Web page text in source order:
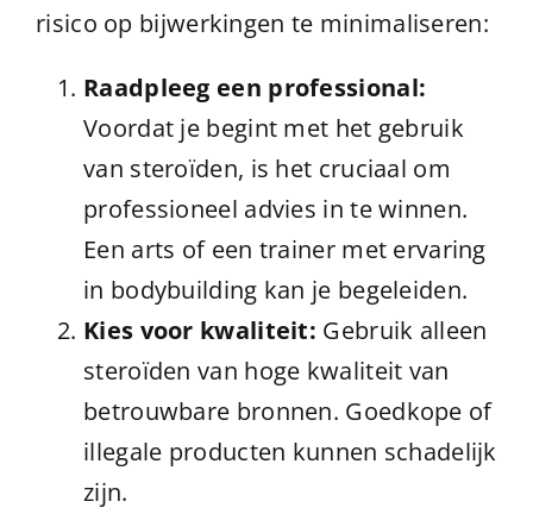
risico op bijwerkingen te minimaliseren:
Raadpleeg een professional:
Voordat je begint met het gebruik
van steroïden, is het cruciaal om
professioneel advies in te winnen.
Een arts of een trainer met ervaring
in bodybuilding kan je begeleiden.
Kies voor kwaliteit: Gebruik alleen
steroïden van hoge kwaliteit van
betrouwbare bronnen. Goedkope of
illegale producten kunnen schadelijk
zijn.